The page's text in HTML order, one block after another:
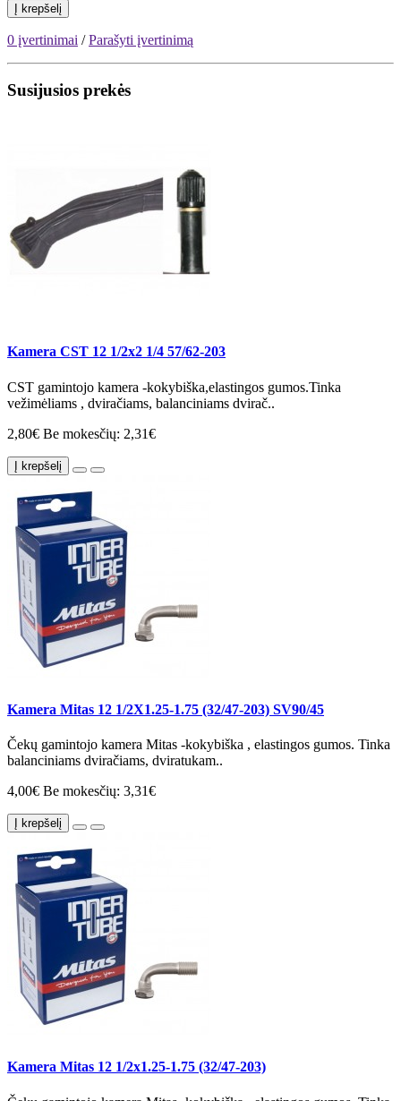
Į krepšelį
0 įvertinimai /Parašyti įvertinimą
Susijusios prekės
Kamera CST 12 1/2x2 1/4 57/62-203
CST gamintojo kamera -kokybiška,elastingos gumos.Tinka
vežimėliams , dviračiams, balanciniams dvirač..
2,80€ Be mokesčių: 2,31€
Į krepšelį
Kamera Mitas 12 1/2X1.25-1.75 (32/47-203) SV90/45
Čekų gamintojo kamera Mitas -kokybiška , elastingos gumos. Tinka
balanciniams dviračiams, dviratukam..
4,00€ Be mokesčių: 3,31€
Į krepšelį
Kamera Mitas 12 1/2x1.25-1.75 (32/47-203)